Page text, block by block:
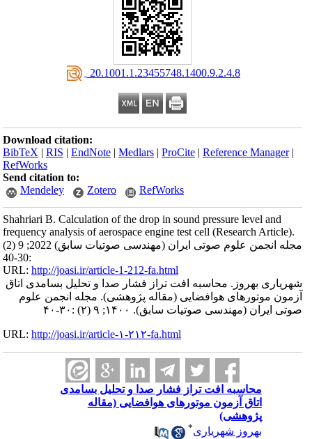
‎ 20.1001.1.23455748.1400.9.2.4.8
Download citation:
BibTeX |RIS |EndNote |Medlars |ProCite |Reference Manager
RefWorks
Send citation to:
Mendeley
Zotero RefWorks
Shahriari B. Calculation of the drop in sound pressure level and
frequency analysis of aerospace engine test cell (Research Article).
مجله انجمن علوم صوتی ایران (مهندسی صوتیات سابق) 2022; 9 (2)
URL:http://joasi.ir/article-1-212-fa.html
شهریاری بهروز. محاسبه افت تراز فشار صدا و تحلیل بسامدی اتاق
آزمون موتورهای هوافضایی (مقاله پژوهشی). مجله انجمن علوم
صوتی ایران (مهندسی صوتیات سابق). ۱۴۰۰; ۹ (۲) :۳۰-۴۰
URL:http://joasi.ir/article-۱-۲۱۲-fa.html
محاسبه افت تراز فشار صدا و تحلیل بسامدی
اتاق آزمون موتورهای هوافضایی (مقاله
پژوهشی)
بهروز شهریاری*